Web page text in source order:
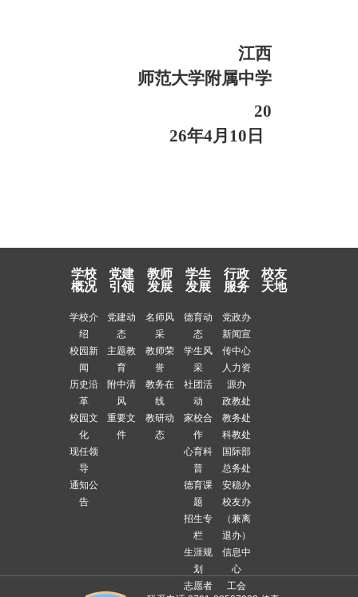
江西
师范大学附属中学
20
26年4月10日
学校
概况
学校介
绍
校园新
闻
历史沿
革
校园文
化
现任领
导
通知公
告
党建
引领
党建动
态
主题教
育
附中清
风
重要文
件
教师
发展
名师风
采
教师荣
誉
教务在
线
教研动
态
学生
发展
德育动
态
学生风
采
社团活
动
家校合
作
心育科
普
德育课
题
招生专
栏
生涯规
划
志愿者
行政
服务
党政办
新闻宣
传中心
人力资
源办
政教处
教务处
科教处
国际部
总务处
安稳办
校友办
（兼离
退办）
信息中
心
工会
校友
天地